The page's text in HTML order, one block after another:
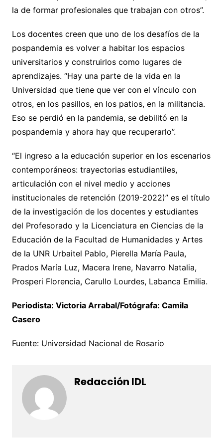
la de formar profesionales que trabajan con otros”.
Los docentes creen que uno de los desafíos de la
pospandemia es volver a habitar los espacios
universitarios y construirlos como lugares de
aprendizajes. “Hay una parte de la vida en la
Universidad que tiene que ver con el vínculo con
otros, en los pasillos, en los patios, en la militancia.
Eso se perdió en la pandemia, se debilitó en la
pospandemia y ahora hay que recuperarlo”.
“El ingreso a la educación superior en los escenarios
contemporáneos: trayectorias estudiantiles,
articulación con el nivel medio y acciones
institucionales de retención (2019-2022)” es el título
de la investigación de los docentes y estudiantes
del Profesorado y la Licenciatura en Ciencias de la
Educación de la Facultad de Humanidades y Artes
de la UNR Urbaitel Pablo, Pierella María Paula,
Prados María Luz, Macera Irene, Navarro Natalia,
Prosperi Florencia, Carullo Lourdes, Labanca Emilia.
Periodista: Victoria Arrabal/Fotógrafa: Camila
Casero
Fuente: Universidad Nacional de Rosario
Redacción IDL